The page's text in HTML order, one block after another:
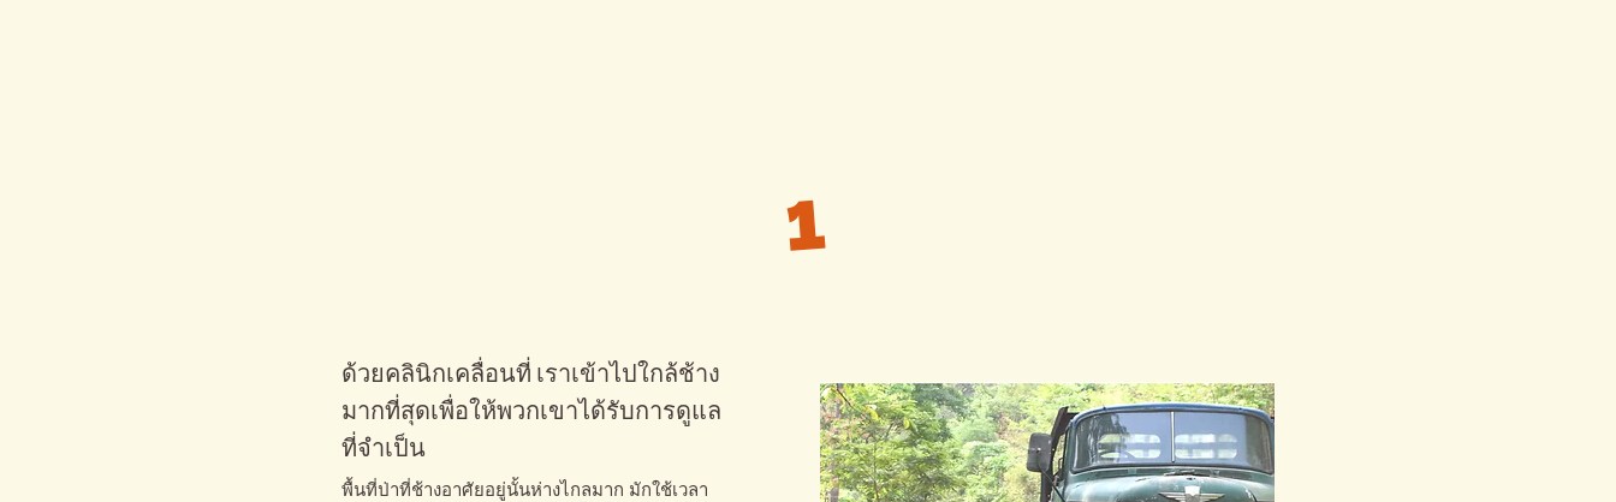
1
ด้วยคลินิกเคลื่อนที่ เราเข้าไปใกล้ช้าง
มากที่สุดเพื่อให้พวกเขาได้รับการดูแล
ที่จำเป็น
พื้นที่ป่าที่ช้างอาศัยอยู่นั้นห่างไกลมาก มักใช้เวลา